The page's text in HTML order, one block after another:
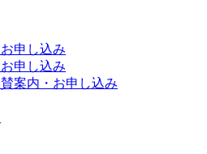
申し込み
申し込み
案内・お申し込み